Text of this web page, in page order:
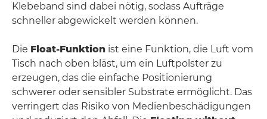
Klebeband sind dabei nötig, sodass Aufträge
schneller abgewickelt werden können.
Die Float-Funktion ist eine Funktion, die Luft vom
Tisch nach oben bläst, um ein Luftpolster zu
erzeugen, das die einfache Positionierung
schwerer oder sensibler Substrate ermöglicht. Das
verringert das Risiko von Medienbeschädigungen